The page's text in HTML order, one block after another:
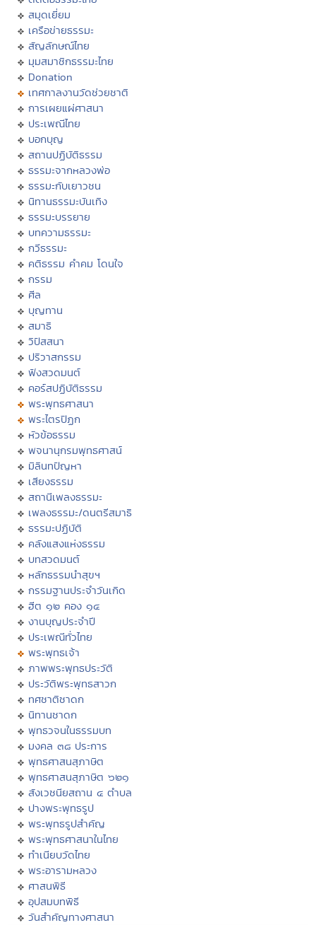
สมุดเยี่ยม
เครือข่ายธรรมะ
สัญลักษณ์ไทย
มุมสมาชิกธรรมะไทย
Donation
เทศกาลงานวัดช่วยชาติ
การเผยแผ่ศาสนา
ประเพณีไทย
บอกบุญ
สถานปฏิบัติธรรม
ธรรมะจากหลวงพ่อ
ธรรมะกับเยาวชน
นิทานธรรมะบันเทิง
ธรรมะบรรยาย
บทความธรรมะ
กวีธรรมะ
คติธรรม คำคม โดนใจ
กรรม
ศีล
บุญทาน
สมาธิ
วิปัสสนา
ปริวาสกรรม
ฟังสวดมนต์
คอร์สปฏิบัติธรรม
พระพุทธศาสนา
พระไตรปิฏก
หัวข้อธรรม
พจนานุกรมพุทธศาสน์
มิลินทปัญหา
เสียงธรรม
สถานีเพลงธรรมะ
เพลงธรรมะ/ดนตรีสมาธิ
ธรรมะปฏิบัติ
คลังแสงแห่งธรรม
บทสวดมนต์
หลักธรรมนำสุขฯ
กรรมฐานประจำวันเกิด
ฮีต ๑๒ คอง ๑๔
งานบุญประจำปี
ประเพณีทั่วไทย
พระพุทธเจ้า
ภาพพระพุทธประวัติ
ประวัติพระพุทธสาวก
ทศชาติชาดก
นิทานชาดก
พุทธวจนในธรรมบท
มงคล ๓๘ ประการ
พุทธศาสนสุภาษิต
พุทธศาสนสุภาษิต ๖๒๑
สังเวชนียสถาน ๔ ตำบล
ปางพระพุทธรูป
พระพุทธรูปสำคัญ
พระพุทธศาสนาในไทย
ทำเนียบวัดไทย
พระอารามหลวง
ศาสนพิธี
อุปสมบทพิธี
วันสำคัญทางศาสนา